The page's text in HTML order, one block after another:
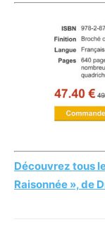
Découvrez tous
Raisonnée », de